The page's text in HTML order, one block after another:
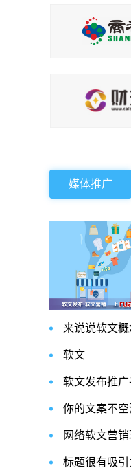
媒体推广
来说说软文概
软文
软文发布推广
你的文案不
网络软文营
标题很有吸引